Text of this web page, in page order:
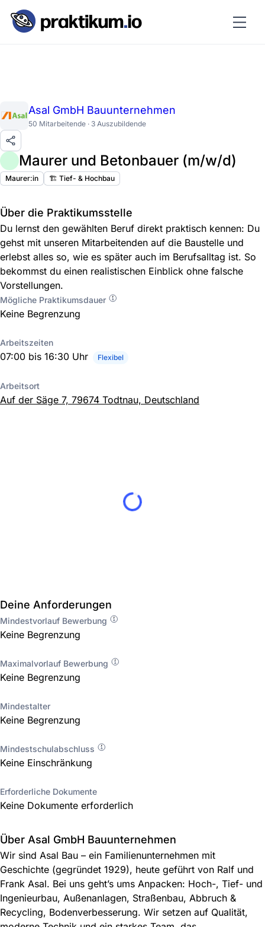
Asal GmbH Bauunternehmen
50 Mitarbeitende · 3 Auszubildende
Maurer und Betonbauer (m/w/d)
Maurer:in 🏗️ Tief- & Hochbau
Über die Praktikumsstelle
Du lernst den gewählten Beruf direkt praktisch kennen: Du
gehst mit unseren Mitarbeitenden auf die Baustelle und
erlebst alles so, wie es später auch im Berufsalltag ist. So
bekommst du einen realistischen Einblick ohne falsche
Vorstellungen.
Mögliche Praktikumsdauer
Keine Begrenzung
Arbeitszeiten
07:00 bis 16:30 Uhr Flexibel
Arbeitsort
Auf der Säge 7, 79674 Todtnau, Deutschland
Deine Anforderungen
Mindestvorlauf Bewerbung
Keine Begrenzung
Maximalvorlauf Bewerbung
Keine Begrenzung
Mindestalter
Keine Begrenzung
Mindestschulabschluss
Keine Einschränkung
Erforderliche Dokumente
Keine Dokumente erforderlich
Über Asal GmbH Bauunternehmen
Wir sind Asal Bau – ein Familienunternehmen mit
Geschichte (gegründet 1929), heute geführt von Ralf und
Frank Asal. Bei uns geht’s ums Anpacken: Hoch-, Tief- und
Ingenieurbau, Außenanlagen, Straßenbau, Abbruch &
Recycling, Bodenverbesserung. Wir setzen auf Qualität,